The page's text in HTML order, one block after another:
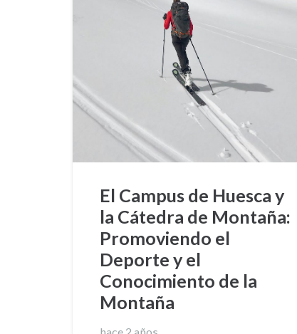
El Campus de Huesca y
la Cátedra de Montaña:
Promoviendo el
Deporte y el
Conocimiento de la
Montaña